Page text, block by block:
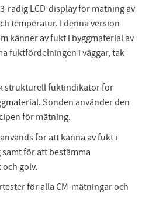
radig LCD-display för mätning av
temperatur. I denna version
känner av fukt i byggmaterial av
fuktfördelningen i väggar, tak
strukturell fuktindikator för
Sonden använder den
för mätning.
för att känna av fukt i
för att bestämma
golv.
för alla CM-mätningar och